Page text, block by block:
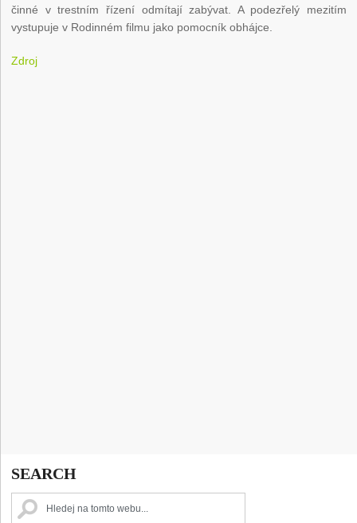
činné v trestním řízení odmítají zabývat. A podezřelý mezitím
vystupuje v Rodinném filmu jako pomocník obhájce.
Zdroj
SEARCH